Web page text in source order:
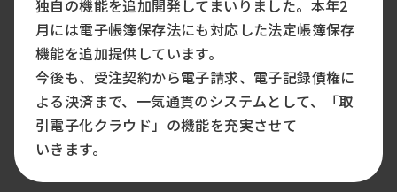
独自の機能を追加開発してまいりました。本年2
月には電子帳簿保存法にも対応した法定帳簿保存
機能を追加提供しています。
今後も、受注契約から電子請求、電子記録債権に
よる決済まで、一気通貫のシステムとして、「取
引電子化クラウド」の機能を充実させて
いきます。